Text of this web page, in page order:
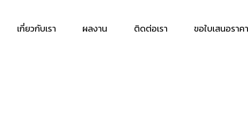
เกี่ยวกับเรา ผลงาน ติดต่อเรา ขอใบเสนอราคา